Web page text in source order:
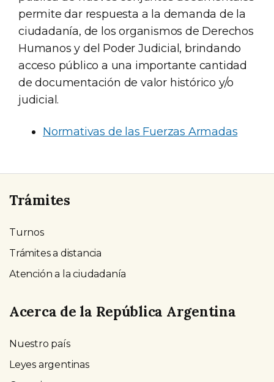
permite dar respuesta a la demanda de la
ciudadanía, de los organismos de Derechos
Humanos y del Poder Judicial, brindando
acceso público a una importante cantidad
de documentación de valor histórico y/o
judicial.
Normativas de las Fuerzas Armadas
Trámites
Turnos
Trámites a distancia
Atención a la ciudadanía
Acerca de la República Argentina
Nuestro país
Leyes argentinas